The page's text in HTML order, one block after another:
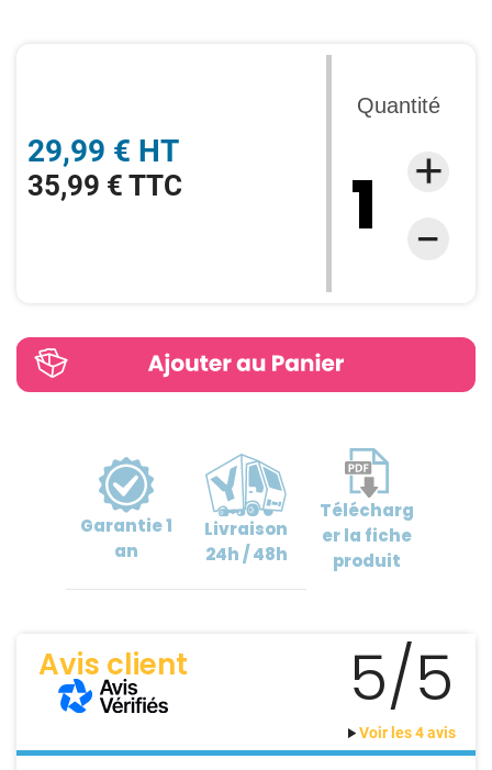
29,99 € HT
35,99 € TTC
Quantité
Garantie1
an
Livraison
24h / 48h
Télécharg
erla fiche
produit
Avis client 5/5
Voir les 4 avis